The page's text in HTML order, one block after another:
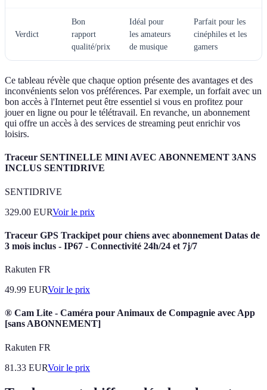
Verdict
Bon
rapport
qualité/prix
Idéal pour
les amateurs
de musique
Parfait pour les
cinéphiles et les
gamers
Ce tableau révèle que chaque option présente des avantages et des
inconvénients selon vos préférences. Par exemple, un forfait avec un
bon accès à l'Internet peut être essentiel si vous en profitez pour
jouer en ligne ou pour le télétravail. En revanche, un abonnement
qui offre un accès à des services de streaming peut enrichir vos
loisirs.
Traceur SENTINELLE MINI AVEC ABONNEMENT 3ANS
INCLUS SENTIDRIVE
SENTIDRIVE
329.00 EURVoir le prix
Traceur GPS Trackipet pour chiens avec abonnement Datas de
3 mois inclus - IP67 - Connectivité 24h/24 et 7j/7
Rakuten FR
49.99 EURVoir le prix
® Cam Lite - Caméra pour Animaux de Compagnie avec App
[sans ABONNEMENT]
Rakuten FR
81.33 EURVoir le prix